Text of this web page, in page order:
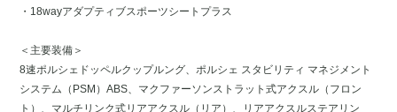
・18wayアダプティブスポーツシートプラス
＜主要装備＞
8速ポルシェドッペルクップルング、ポルシェ スタビリティ マネジメント
システム（PSM）ABS、マクファーソンストラット式アクスル（フロン
ト）、マルチリンク式リアアクスル（リア）、リアアクスルステアリン